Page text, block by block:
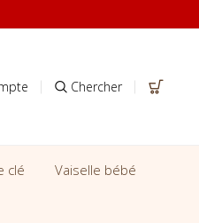
Chercher
clé Vaiselle bébé